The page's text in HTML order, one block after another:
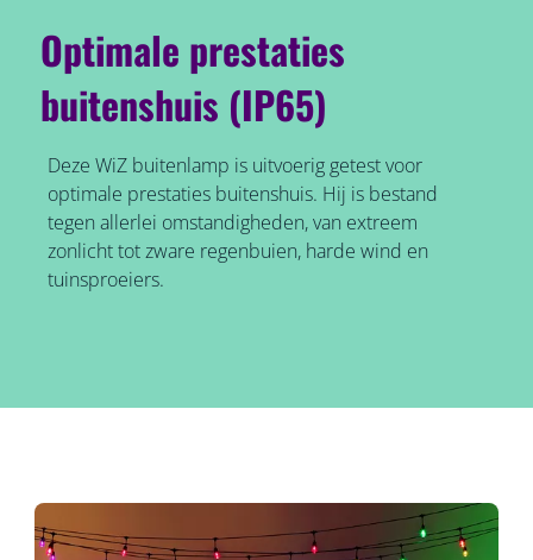
Optimale prestaties
buitenshuis (IP65)
Deze WiZ buitenlamp is uitvoerig getest voor
optimale prestaties buitenshuis. Hij is bestand
tegen allerlei omstandigheden, van extreem
zonlicht tot zware regenbuien, harde wind en
tuinsproeiers.